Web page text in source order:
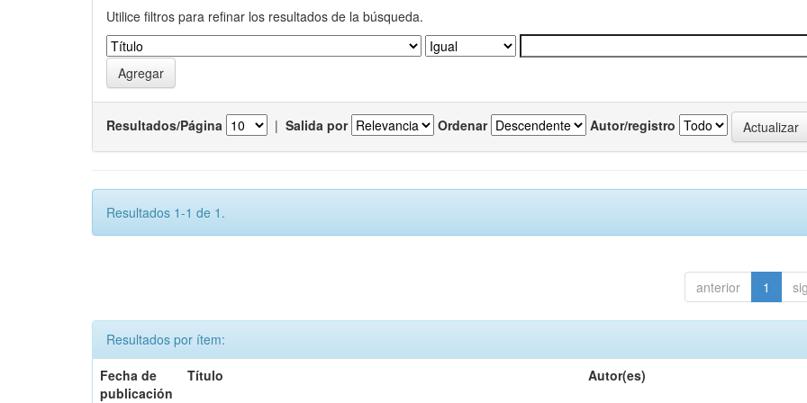
Utilice filtros para refinar los resultados de la búsqueda.
Resultados/Página | Salida por Ordenar Autor/registro
Resultados 1-1 de 1.
anterior 1
Resultados por ítem:
Fecha de
publicación
Título Autor(es)